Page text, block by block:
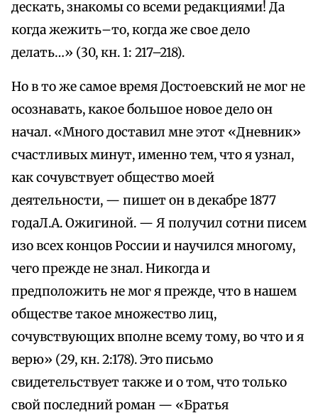
дескать, знакомы со всеми редакциями! Да
когда жежить–то, когда же свое дело
делать…» (30, кн. 1: 217–218).
Но в то же самое время Достоевский не мог не
осознавать, какое большое новое дело он
начал. «Много доставил мне этот «Дневник»
счастливых минут, именно тем, что я узнал,
как сочувствует общество моей
деятельности, — пишет он в декабре 1877
годаЛ.А. Ожигиной. — Я получил сотни писем
изо всех концов России и научился многому,
чего прежде не знал. Никогда и
предположить не мог я прежде, что в нашем
обществе такое множество лиц,
сочувствующих вполне всему тому, во что и я
верю» (29, кн. 2:178). Это письмо
свидетельствует также и о том, что только
свой последний роман — «Братья